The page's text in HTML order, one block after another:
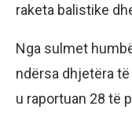
raketa balistike
Nga sulmet
ndërsa dhjetëra
u raportuan 28 të